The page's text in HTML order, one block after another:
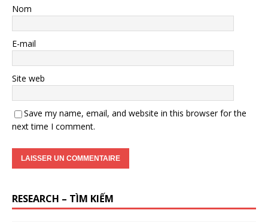
Nom
E-mail
Site web
Save my name, email, and website in this browser for the
next time I comment.
RESEARCH – TÌM KIẾM